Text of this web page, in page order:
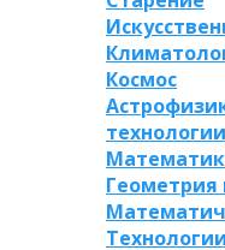
Космос
технологии
Геометрия
Технологии